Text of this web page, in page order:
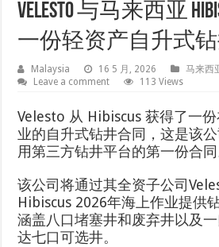
Velesto 与马来西亚
一份轻资产自升式
Malaysia 16 5 月, 2026
马来西
Leave a comment
113 Views
Velesto 从 Hibiscus 获得了一
业的自升式钻井合同，这是该
用第三方钻井平台的第一份合同
该公司将通过其全资子公司
Hibiscus 2026年海上作业提供
涵盖八口堵塞井和废弃井以及
达七口可选井。